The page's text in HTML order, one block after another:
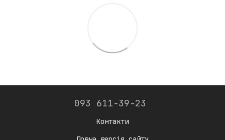
093 611-39-23
Контакти